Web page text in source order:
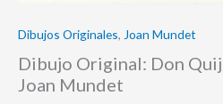
Dibujos Originales, Joan Mundet
Dibujo Original: Don
Joan Mundet